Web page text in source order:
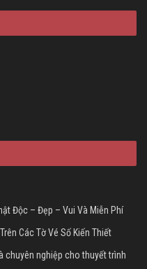
Độc – Đẹp – Vui Và Miễn Phí
Các Tờ Vé Số Kiến Thiết
chuyên nghiệp cho thuyết trình